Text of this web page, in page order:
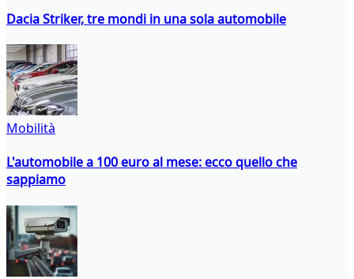
Dacia Striker, tre mondi in una sola automobile
Mobilità
L'automobile a 100 euro al mese: ecco quello che
sappiamo